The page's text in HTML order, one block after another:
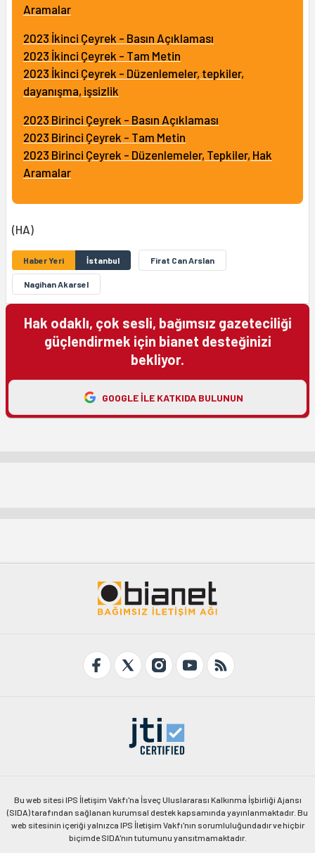
Aramalar
2023 İkinci Çeyrek - Basın Açıklaması
2023 İkinci Çeyrek - Tam Metin
2023 İkinci Çeyrek - Düzenlemeler, tepkiler,
dayanışma, işsizlik
2023 Birinci Çeyrek - Basın Açıklaması
2023 Birinci Çeyrek - Tam Metin
2023 Birinci Çeyrek - Düzenlemeler, Tepkiler, Hak
Aramalar
(HA)
Haber Yeri İstanbul Firat Can Arslan
Nagihan Akarsel
Hak odaklı, çok sesli, bağımsız gazeteciliği
güçlendirmek için bianet desteğinizi
bekliyor.
GOOGLE ILE KATKIDA BULUNUN
Bu web sitesi IPS İletişim Vakfı'na İsveç Uluslararası Kalkınma İşbirliği Ajansı
(SIDA) tarafından sağlanan kurumsal destek kapsamında yayınlanmaktadır. Bu
web sitesinin içeriği yalnızca IPS İletişim Vakfı'nın sorumluluğundadır ve hiçbir
biçimde SIDA'nın tutumunu yansıtmamaktadır.